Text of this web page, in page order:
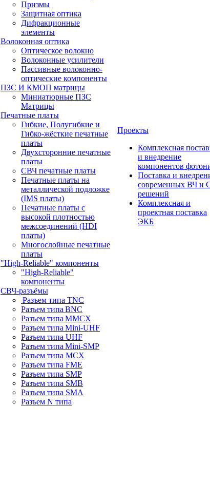
Призмы
Защитная оптика
Дифракционные
элементы
Волоконная оптика
Оптическое волокно
Волоконные усилители
Пассивные волоконно-
оптические компоненты
ПЗС И КМОП матрицы
Миниатюрные ПЗС
Матрицы
Печатные платы
Гибкие, Полугибкие и
Гибко-жёсткие печатные
платы
Двухсторонние печатные
платы
СВЧ печатные платы
Печатные платы на
металлической подложке
(IMS платы)
Печатные платы с
высокой плотностью
межсоединений (HDI
платы)
Многослойные печатные
платы
"High-Reliable" компоненты
"High-Reliable"
компоненты
СВЧ-разъёмы
Разъем типа TNC
Разъем типа BNC
Разъем типа MMCX
Разъем типа Mini-UHF
Разъем типа UHF
Разъем типа Mini-SMP
Разъем типа MCX
Разъем типа FME
Разъем типа SMP
Разъем типа SMB
Разъем типа SMA
Разъем N типа
Проекты
Комплексная
и внедрение
компонентов
Поставка и
современных ВЧ и
решений
Комплексная и
проектная поставка
ЭКБ